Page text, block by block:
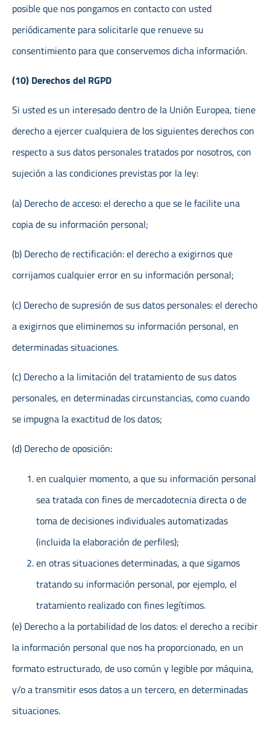
posible que nos pongamos en contacto con usted
periódicamente para solicitarle que renueve su
consentimiento para que conservemos dicha información.
(10) Derechos del RGPD
Si usted es un interesado dentro de la Unión Europea, tiene
derecho a ejercer cualquiera de los siguientes derechos con
respecto a sus datos personales tratados por nosotros, con
sujeción a las condiciones previstas por la ley:
(a) Derecho de acceso: el derecho a que se le facilite una
copia de su información personal;
(b) Derecho de rectificación: el derecho a exigirnos que
corrijamos cualquier error en su información personal;
(c) Derecho de supresión de sus datos personales: el derecho
a exigirnos que eliminemos su información personal, en
determinadas situaciones.
(c) Derecho a la limitación del tratamiento de sus datos
personales, en determinadas circunstancias, como cuando
se impugna la exactitud de los datos;
(d) Derecho de oposición:
en cualquier momento, a que su información personal
sea tratada con fines de mercadotecnia directa o de
toma de decisiones individuales automatizadas
(incluida la elaboración de perfiles);
en otras situaciones determinadas, a que sigamos
tratando su información personal, por ejemplo, el
tratamiento realizado con fines legítimos.
(e) Derecho a la portabilidad de los datos: el derecho a recibir
la información personal que nos ha proporcionado, en un
formato estructurado, de uso común y legible por máquina,
y/o a transmitir esos datos a un tercero, en determinadas
situaciones.